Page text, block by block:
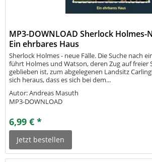
MP3-DOWNLOAD Sherlock Holmes-
Ein ehrbares Haus
Sherlock Holmes - neue Fälle. Die Suche nach
führt Holmes und Watson, deren Zug auf freier
geblieben ist, zum abgelegenen Landsitz
sich heraus, dass es sich bei dem...
Autor: Andreas Masuth
MP3-DOWNLOAD
6,99 € *
Jetzt bestellen